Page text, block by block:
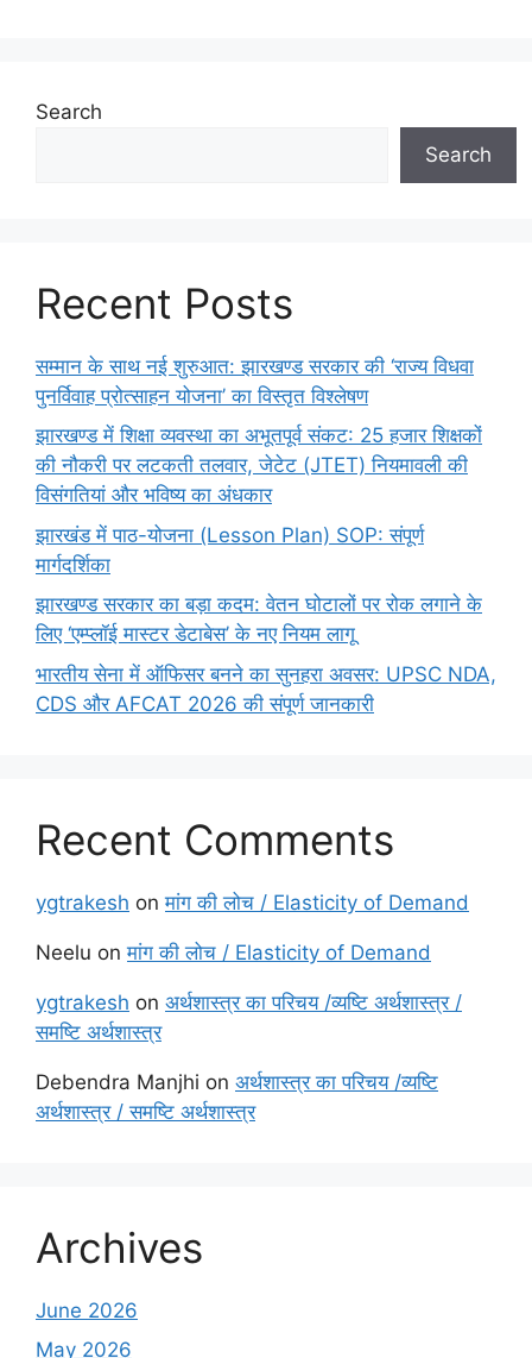
Search
Search
Recent Posts
सम्मान के साथ नई शुरुआत: झारखण्ड सरकार की ‘राज्य विधवा
पुनर्विवाह प्रोत्साहन योजना’ का विस्तृत विश्लेषण
झारखण्ड में शिक्षा व्यवस्था का अभूतपूर्व संकट: 25 हजार शिक्षकों
की नौकरी पर लटकती तलवार, जेटेट (JTET) नियमावली की
विसंगतियां और भविष्य का अंधकार
झारखंड में पाठ-योजना (Lesson Plan) SOP: संपूर्ण
मार्गदर्शिका
झारखण्ड सरकार का बड़ा कदम: वेतन घोटालों पर रोक लगाने के
लिए ‘एम्प्लॉई मास्टर डेटाबेस’ के नए नियम लागू
भारतीय सेना में ऑफिसर बनने का सुनहरा अवसर: UPSC NDA,
CDS और AFCAT 2026 की संपूर्ण जानकारी
Recent Comments
ygtrakesh onमांग की लोच / Elasticity of Demand
Neelu onमांग की लोच / Elasticity of Demand
ygtrakesh on अर्थशास्त्र का परिचय /व्यष्टि अर्थशास्त्र /
समष्टि अर्थशास्त्र
Debendra Manjhi on अर्थशास्त्र का परिचय /व्यष्टि
अर्थशास्त्र / समष्टि अर्थशास्त्र
Archives
June 2026
May 2026